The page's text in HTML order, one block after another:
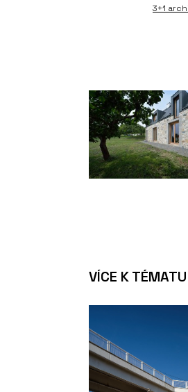
3+1
VÍCE K TÉMATU